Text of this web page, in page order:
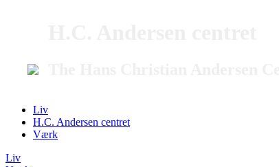
Liv
H.C. Andersen centret
Værk
Liv